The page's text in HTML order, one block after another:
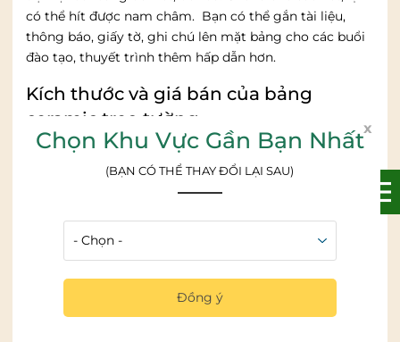
có thể hít được nam châm. Bạn có thể gắn tài liệu,
thông báo, giấy tờ, ghi chú lên mặt bảng cho các buổi
đào tạo, thuyết trình thêm hấp dẫn hơn.
Kích thước và giá bán của bảng
ceramic treo tường
Dòng bảng ceramic hiện nay được bày bán rất phổ biến
trên thị trường với kích thước và giá thành đa dạng.
Trong đó, Bảng Tốt cung cấp dòng bảng ceramic với
kích thước vô cùng đa dạng, thỏa sức cho khách hàng
lựa chọn. Tham khảo một số kích thước bảng được
x
Chọn Khu Vực Gần Bạn Nhất
(BẠN CÓ THỂ THAY ĐỔI LẠI SAU)
Đồng ý